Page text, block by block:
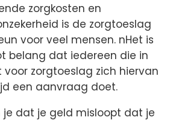
zorgkosten en
is de zorgtoeslag
voor veel mensen. nHet is
belang dat iedereen die in
zorgtoeslag zich hiervan
een aanvraag doet.
je dat je geld misloopt dat je